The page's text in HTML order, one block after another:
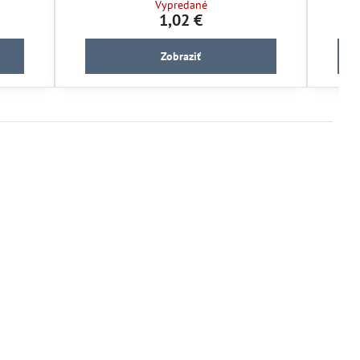
chutnej sklizni.
Vypredané
1,02 €
Zobraziť